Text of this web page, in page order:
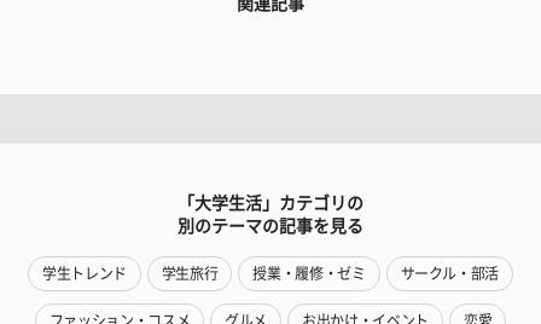
「大学生活」カテゴリの
別のテーマの記事を見る
学生トレンド 学生旅行 授業・履修・ゼミ サークル・部活
ファッション・コスメ グルメ お出かけ・イベント 恋愛